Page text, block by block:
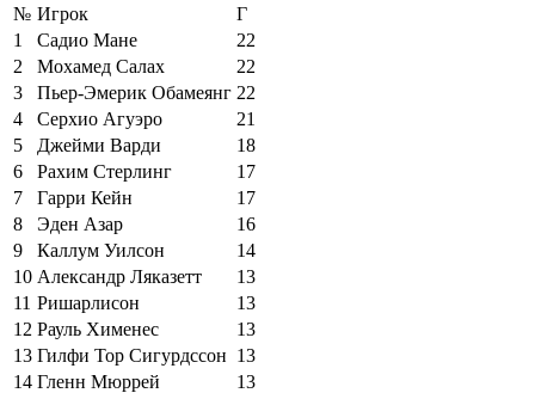
№ Игрок
Г
1
Садио Мане
22
2
Мохамед Салах
22
3
Пьер-Эмерик Обамеянг 22
4
Серхио Агуэро
21
5
Джейми Варди
18
6
Рахим Стерлинг
17
7
Гарри Кейн
17
8
Эден Азар
16
9
Каллум Уилсон
14
10 Александр Ляказетт
13
11 Ришарлисон
13
12 Рауль Хименес
13
13 Гилфи Тор Сигурдссон 13
14 Гленн Мюррей
13